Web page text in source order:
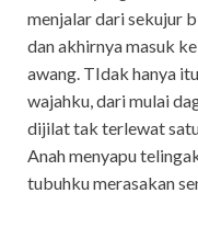
menjalar dari sekujur
dan akhirnya masuk
awang. TIdak hanya
wajahku, dari mulai
dijilat tak terlewat
Anah menyapu
tubuhku merasakan